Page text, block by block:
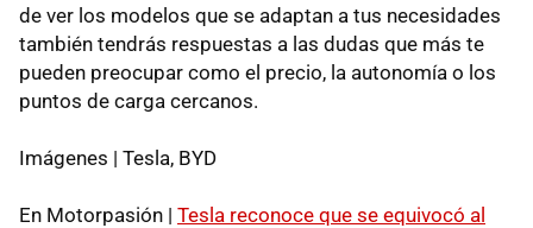
de ver los modelos que se adaptan a tus necesidades
también tendrás respuestas a las dudas que más te
pueden preocupar como el precio, la autonomía o los
puntos de carga cercanos.
Imágenes | Tesla, BYD
En Motorpasión | Tesla reconoce que se equivocó al